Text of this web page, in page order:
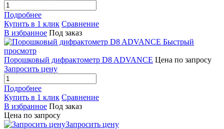
Подробнее
Купить в 1 клик Сравнение
В избранное Под заказ
Быстрый
просмотр
Порошковый дифрактометр D8 ADVANCE Цена по запросу
Запросить цену
Подробнее
Купить в 1 клик Сравнение
В избранное Под заказ
Цена по запросу
Запросить цену